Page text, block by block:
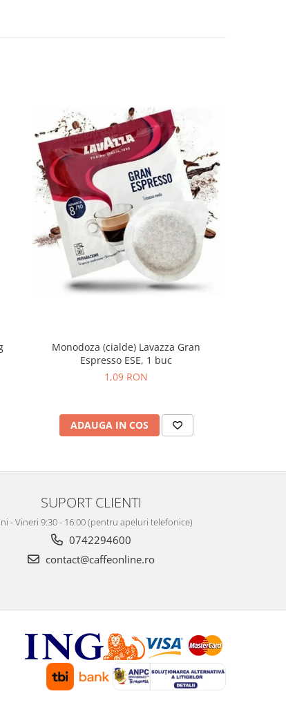
Monodoza (cialde) Lavazza Gran
Espresso ESE, 1 buc
1,09 RON
ADAUGA IN COS
SUPORT CLIENTI
- Vineri 9:30 - 16:00 (pentru apeluri telefonice)
0742294600
contact@caffeonline.ro